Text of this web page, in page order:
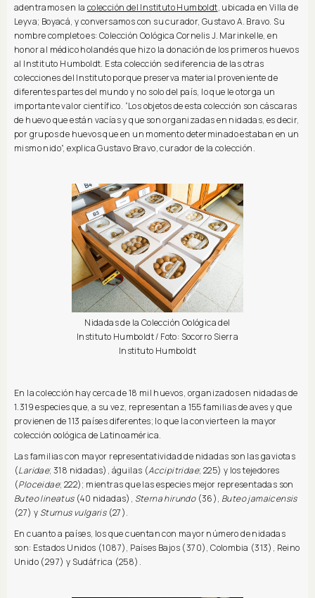
adentramos en la colección del Instituto Humboldt, ubicada en Villa de
Leyva; Boyacá, y conversamos con su curador, Gustavo A. Bravo. Su
nombre completo es: Colección Oológica Cornelis J. Marinkelle, en
honor al médico holandés que hizo la donación de los primeros huevos
al Instituto Humboldt. Esta colección se diferencia de las otras
colecciones del Instituto porque preserva material proveniente de
diferentes partes del mundo y no solo del país, lo que le otorga un
importante valor científico. “Los objetos de esta colección son cáscaras
de huevo que están vacías y que son organizadas en nidadas, es decir,
por grupos de huevos que en un momento determinado estaban en un
mismo nido”, explica Gustavo Bravo, curador de la colección.
Nidadas de la Colección Oológica del
Instituto Humboldt / Foto: Socorro Sierra
Instituto Humboldt
En la colección hay cerca de 18 mil huevos, organizados en nidadas de
1.319 especies que, a su vez, representan a 155 familias de aves y que
provienen de 113 países diferentes; lo que la convierte en la mayor
colección oológica de Latinoamérica.
Las familias con mayor representatividad de nidadas son las gaviotas
(Laridae; 318 nidadas), águilas (Accipitridae; 225) y los tejedores
(Ploceidae; 222); mientras que las especies mejor representadas son
Buteo lineatus(40 nidadas), Sterna hirundo(36), Buteo jamaicensis
(27) y Sturnus vulgaris(27).
En cuanto a países, los que cuentan con mayor número de nidadas
son: Estados Unidos (1087), Países Bajos (370), Colombia (313), Reino
Unido (297) y Sudáfrica (258).